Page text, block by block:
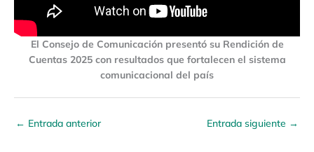
El Consejo de Comunicación presentó su Rendición de
Cuentas 2025 con resultados que fortalecen el sistema
comunicacional del país
← Entrada anterior Entrada siguiente →